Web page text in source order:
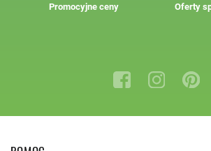
Promocyjne ceny Oferty